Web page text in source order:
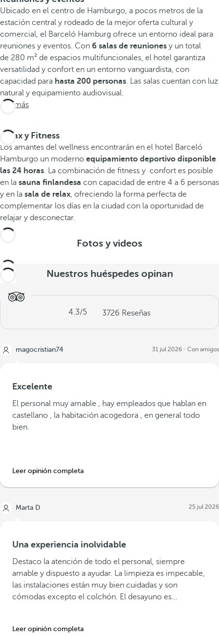
Ubicado en el centro de Hamburgo, a pocos metros de la
estación central y rodeado de la mejor oferta cultural y
comercial, el Barceló Hamburg ofrece un entorno ideal para
reuniones y eventos. Con 6 salas de reuniones y un total
de 280 m² de espacios multifuncionales, el hotel garantiza
versatilidad y confort en un entorno vanguardista, con
capacidad para hasta 200 personas. Las salas cuentan con luz
natural y equipamiento audiovisual.
Ver más
Relax y Fitness
Los amantes del wellness encontrarán en el hotel Barceló
Hamburgo un moderno equipamiento deportivo disponible
las 24 horas. La combinación de fitness y confort es posible
en la sauna finlandesa con capacidad de entre 4 a 6 personas
y en la sala de relax, ofreciendo la forma perfecta de
complementar los días en la ciudad con la oportunidad de
relajar y desconectar.
Fotos y videos
Nuestros huéspedes opinan
4.3/5 3726 Reseñas
magocristian74 31 jul 2026 Con amigos
Excelente
El personal muy amable , hay empleados que hablan en
castellano , la habitación acogedora , en general todo
bien.
Leer opinión completa
Marta D 25 jul 2026
Una experiencia inolvidable
Destaco la atención de todo el personal, siempre
amable y dispuesto a ayudar. La limpieza es impecable,
las instalaciones están muy bien cuidadas y son
cómodas excepto el colchón. El desayuno es...
Leer opinión completa